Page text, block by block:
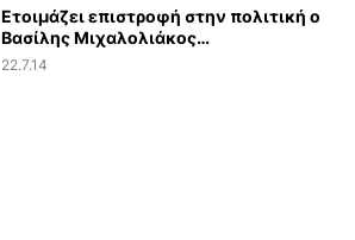
Ετοιμάζει επιστροφή στην πολιτική ο
Βασίλης Μιχαλολιάκος…
22.7.14